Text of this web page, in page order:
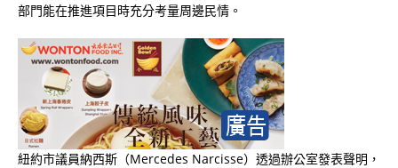
部門能在推進項目時充分考量周邊民情。
紐約市議員納西斯（Mercedes Narcisse）透過辦公室發表聲明，